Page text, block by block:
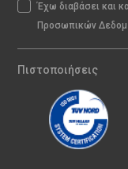
Έχω διαβάσει και
Προσωπικών
Πιστοποιήσεις